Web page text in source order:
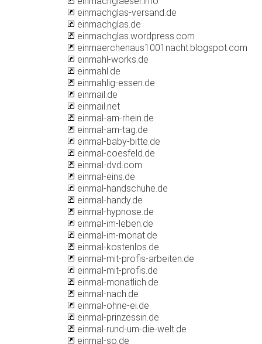
einmachglas-versand.de
einmachglas.de
einmachglas.wordpress.com
einmaerchenaus1001nacht.blogspot.com
einmahl-works.de
einmahl.de
einmahlig-essen.de
einmail.de
einmail.net
einmal-am-rhein.de
einmal-am-tag.de
einmal-baby-bitte.de
einmal-coesfeld.de
einmal-dvd.com
einmal-eins.de
einmal-handschuhe.de
einmal-handy.de
einmal-hypnose.de
einmal-im-leben.de
einmal-im-monat.de
einmal-kostenlos.de
einmal-mit-profis-arbeiten.de
einmal-mit-profis.de
einmal-monatlich.de
einmal-nach.de
einmal-ohne-ei.de
einmal-prinzessin.de
einmal-rund-um-die-welt.de
einmal-so.de